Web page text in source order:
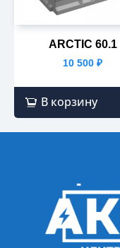
ARCTIC 60.1
10 500 ₽
В корзину